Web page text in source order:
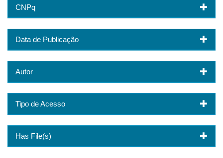
CNPq
Data de Publicação
Autor
Tipo de Acesso
Has File(s)